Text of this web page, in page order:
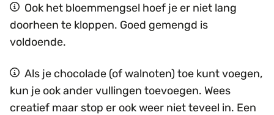
Ook het bloemmengsel hoef je er niet lang
doorheen te kloppen. Goed gemengd is
voldoende.
Als je chocolade (of walnoten) toe kunt voegen,
kun je ook ander vullingen toevoegen. Wees
creatief maar stop er ook weer niet teveel in. Een